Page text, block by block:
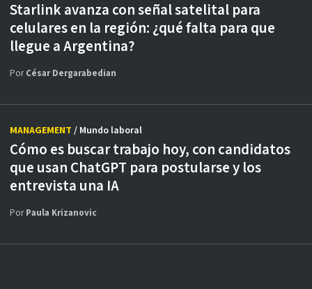
Starlink avanza con señal satelital para
celulares en la región: ¿qué falta para que
llegue a Argentina?
PorCésar Dergarabedian
Cómo es buscar trabajo hoy, con candidatos
que usan ChatGPT para postularse y los
entrevista una IA
MANAGEMENT / Mundo laboral
PorPaula Krizanovic